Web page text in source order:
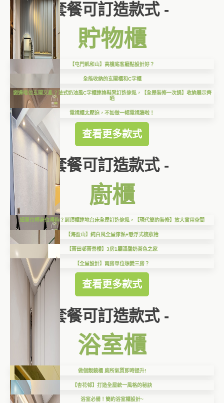
套餐可訂造款式 -
貯物櫃
【屯門凱和山】高樓底客廳點設計好？
全能收納的玄關櫃和C字櫃
窗邊嘥位玄關又亂？法式奶油風C字櫃連換鞋凳訂造傢俬，【全屋裝修一次過】收納展示齊
晒
電視櫃太壓迫，不如做一幅電視牆啦！
查看更多款式
套餐可訂造款式 -
廚櫃
細單位轉身位唔夠？到頂櫃連地台床全屋訂造傢俬，【現代簡約裝修】放大實用空間
【海盈山】純白風全屋傢俬+懸浮式梳妝枱
【菁田邨菁善樓】3房1廳溫馨奶茶色之家
【全屋設計】兩房單位想變三房？
查看更多款式
套餐可訂造款式 -
浴室櫃
做個靚鏡櫃 廁所氣質即時提升!
【杏花邨】打造全屋統一風格的秘訣
浴室必備！簡約浴室櫃設計~